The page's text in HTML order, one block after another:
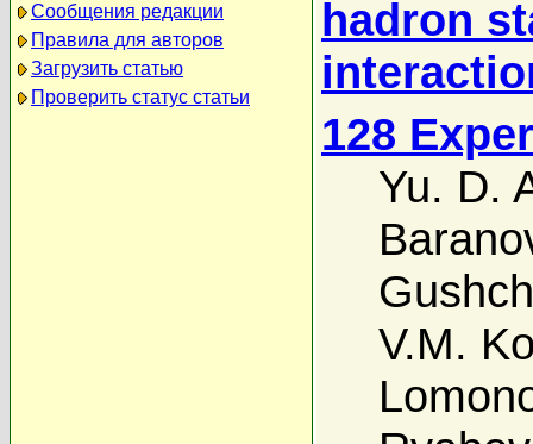
Сообщения редакции
Правила для авторов
Загрузить статью
Проверить статус статьи
hadron
128
Yu. D.
V.M.